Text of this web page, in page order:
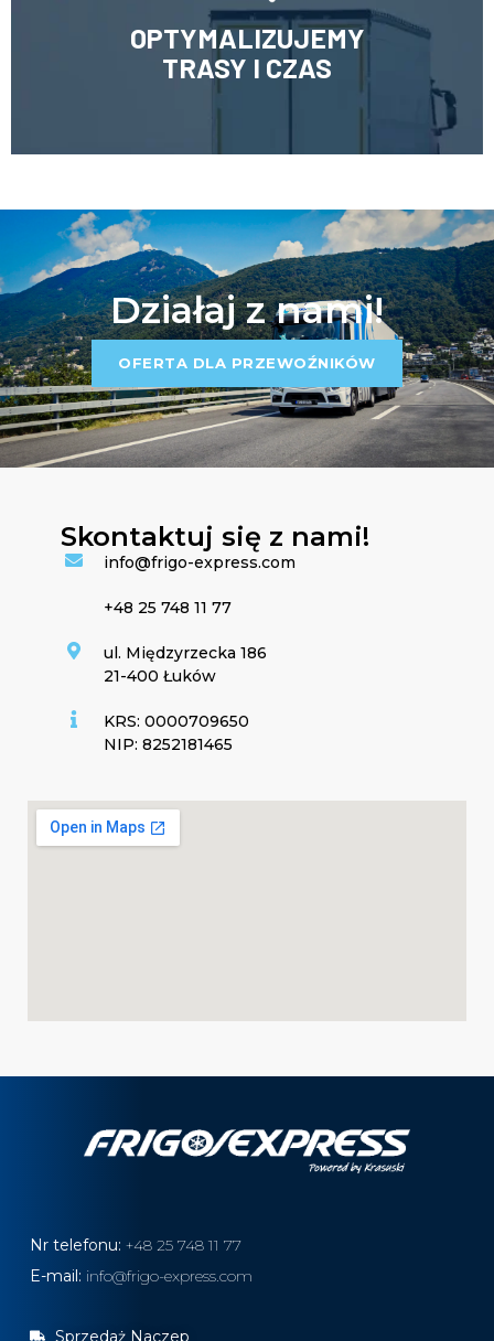
OPTYMALIZUJEMY
TRASY I CZAS
Działaj z nami!
OFERTA DLA PRZEWOŹNIKÓW
Skontaktuj się z nami!
info@frigo-express.com
+48 25 748 11 77
ul. Międzyrzecka 186
21-400 Łuków
KRS: 0000709650
NIP: 8252181465
Nr telefonu: +48 25 748 11 77
E-mail: info@frigo-express.com
Sprzedaż Naczep